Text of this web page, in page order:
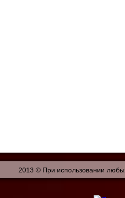
2013 © При использовании